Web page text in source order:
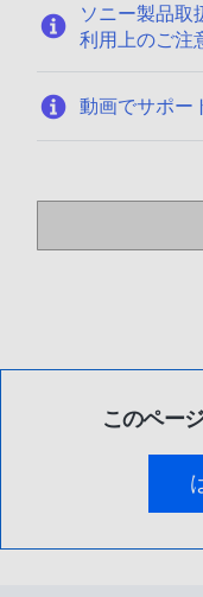
ソニー製品取
利用上のご注
動画でサポー
このペー